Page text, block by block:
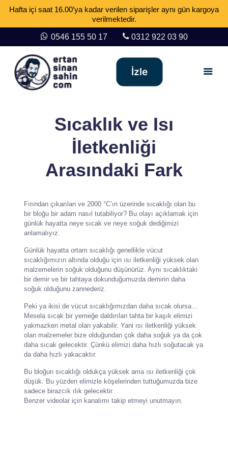
Hafta içi saat 16.00’ya kadar verilen siparişler aynı gün kargoya
verilmektedir.
0546 155 50 17 0312 922 03 90
İzle
Sıcaklık ve Isı
İletkenliği
Arasındaki Fark
Fırından çıkarılan ve 2000 °C’ın üzerinde sıcaklığı olan bu
bir bloğu bir adam nasıl tutabiliyor? Bu olayı açıklamak için
günlük hayatta neye sıcak ve neye soğuk dediğimizi
anlamalıyız.
Günlük hayatta ortam sıcaklığı genellikle vücut
sıcaklığımızın altında olduğu için ısı iletkenliği yüksek olan
malzemelerin soğuk olduğunu düşünürüz. Aynı sıcaklıktaki
bir demir ve bir tahtaya dokunduğumuzda demirin daha
soğuk olduğunu zannederiz.
Peki ya ikisi de vücut sıcaklığımızdan daha sıcak olursa…
Mesela sıcak bir yemeğe daldırılan tahta bir kaşık elimizi
yakmazken metal olan yakabilir. Yani ısı iletkenliği yüksek
olan malzemeler bize olduğundan çok daha soğuk ya da çok
daha sıcak gelecektir. Çünkü elimizi daha hızlı soğutacak ya
da daha hızlı yakacaktır.
Bu bloğun sıcaklığı oldukça yüksek ama ısı iletkenliği çok
düşük. Bu yüzden elimizle köşelerinden tuttuğumuzda bize
sadece birazcık ılık gelecektir.
Benzer videolar için kanalımı takip etmeyi unutmayın.